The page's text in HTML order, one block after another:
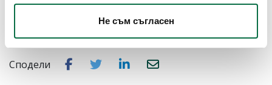
Не съм съгласен
Сподели